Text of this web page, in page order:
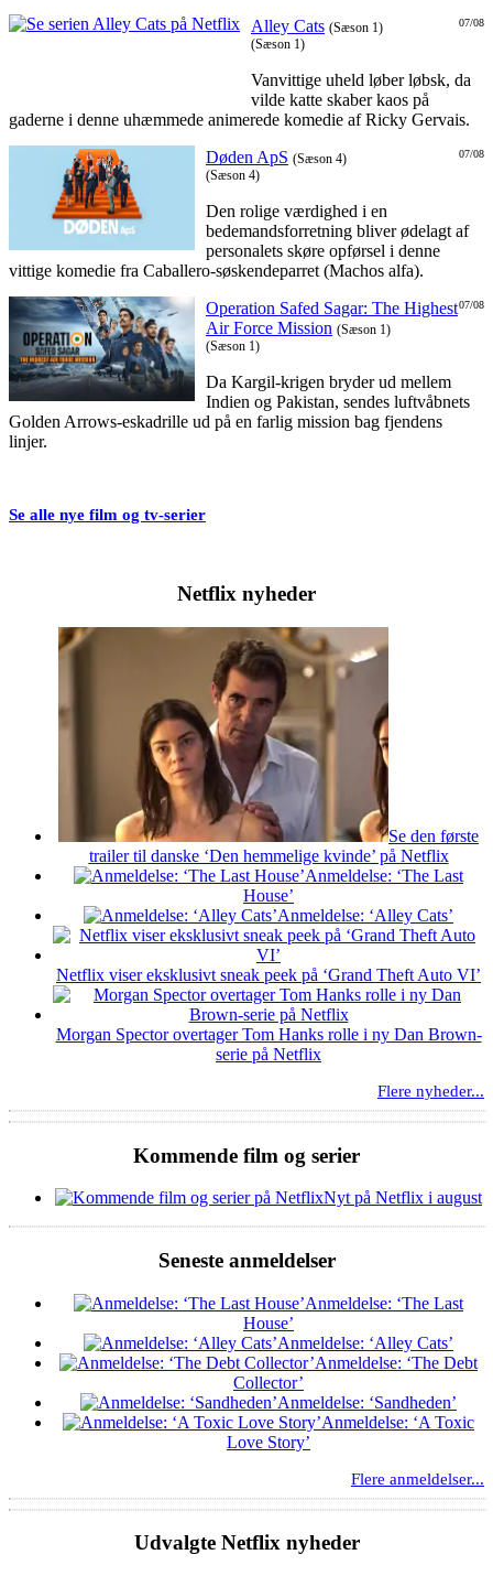
07/08
Alley Cats (Sæson 1)
(Sæson 1)
Vanvittige uheld løber løbsk, da
vilde katte skaber kaos på
gaderne i denne uhæmmede animerede komedie af Ricky Gervais.
07/08
Døden ApS (Sæson 4)
(Sæson 4)
Den rolige værdighed i en
bedemandsforretning bliver ødelagt af
personalets skøre opførsel i denne
vittige komedie fra Caballero-søskendeparret (Machos alfa).
07/08
Operation Safed Sagar: The Highest
Air Force Mission (Sæson 1)
(Sæson 1)
Da Kargil-krigen bryder ud mellem
Indien og Pakistan, sendes luftvåbnets
Golden Arrows-eskadrille ud på en farlig mission bag fjendens
linjer.
Se alle nye film og tv-serier
Netflix nyheder
Se den første
trailer til danske ‘Den hemmelige kvinde’ på Netflix
Anmeldelse: ‘The Last
House’
Anmeldelse: ‘Alley Cats’
Netflix viser eksklusivt sneak peek på ‘Grand Theft Auto VI’
Morgan Spector overtager Tom Hanks rolle i ny Dan Brown-
serie på Netflix
Flere nyheder...
Kommende film og serier
Nyt på Netflix i august
Seneste anmeldelser
Anmeldelse: ‘The Last
House’
Anmeldelse: ‘Alley Cats’
Anmeldelse: ‘The Debt
Collector’
Anmeldelse: ‘Sandheden’
Anmeldelse: ‘A Toxic
Love Story’
Flere anmeldelser...
Udvalgte Netflix nyheder